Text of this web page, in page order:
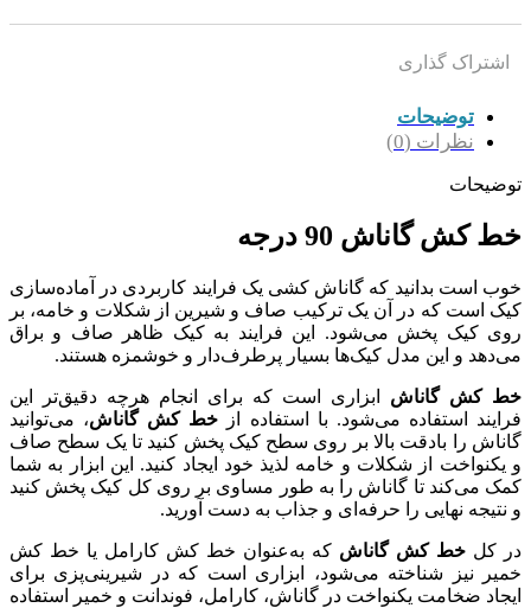
اشتراک گذاری
توضیحات
نظرات (0)
توضیحات
خط کش گاناش 90 درجه
خوب است بدانید که گاناش کشی یک فرایند کاربردی در آماده‌سازی
کیک است که در آن یک ترکیب صاف و شیرین از شکلات و خامه، بر
روی کیک پخش می‌شود. این فرایند به کیک ظاهر صاف و براق
می‌دهد و این مدل کیک‌ها بسیار پرطرف‌دار و خوشمزه هستند.
خط کش گاناش ابزاری است که برای انجام هرچه دقیق‌تر این
فرایند استفاده می‌شود. با استفاده از خط کش گاناش، می‌توانید
گاناش را بادقت بالا بر روی سطح کیک پخش کنید تا یک سطح صاف
و یکنواخت از شکلات و خامه لذیذ خود ایجاد کنید. این ابزار به شما
کمک می‌کند تا گاناش را به طور مساوی بر روی کل کیک پخش کنید
و نتیجه نهایی را حرفه‌ای و جذاب به دست آورید.
در کل خط کش گاناش که به‌عنوان خط کش کارامل یا خط کش
خمیر نیز شناخته می‌شود، ابزاری است که در شیرینی‌پزی برای
ایجاد ضخامت یکنواخت در گاناش، کارامل، فوندانت و خمیر استفاده